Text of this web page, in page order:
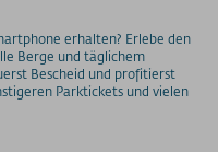
erhalten? Erlebe den
Berge und täglichem
Bescheid und profitierst
Parktickets und vielen